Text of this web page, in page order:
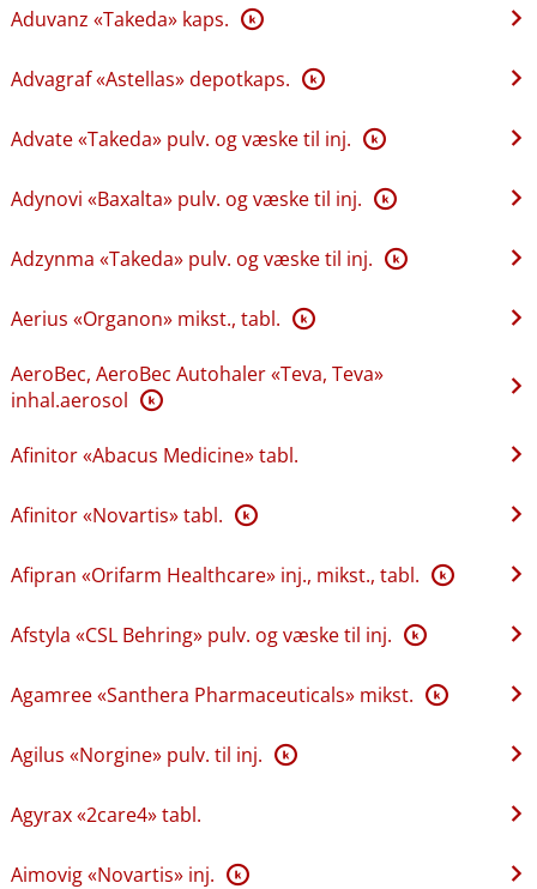
Aduvanz «Takeda» kaps. K
Advagraf «Astellas» depotkaps. K
Advate «Takeda» pulv. og væske til inj. K
Adynovi «Baxalta» pulv. og væske til inj. K
Adzynma «Takeda» pulv. og væske til inj. K
Aerius «Organon» mikst., tabl. K
AeroBec, AeroBec Autohaler «Teva, Teva»
inhal.aerosol K
Afinitor «Abacus Medicine» tabl.
Afinitor «Novartis» tabl. K
Afipran «Orifarm Healthcare» inj., mikst., tabl. K
Afstyla «CSL Behring» pulv. og væske til inj. K
Agamree «Santhera Pharmaceuticals» mikst. K
Agilus «Norgine» pulv. til inj. K
Agyrax «2care4» tabl.
Aimovig «Novartis» inj. K